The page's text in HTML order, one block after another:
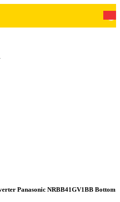
Panasonic NRBB41GV1BB Bottom